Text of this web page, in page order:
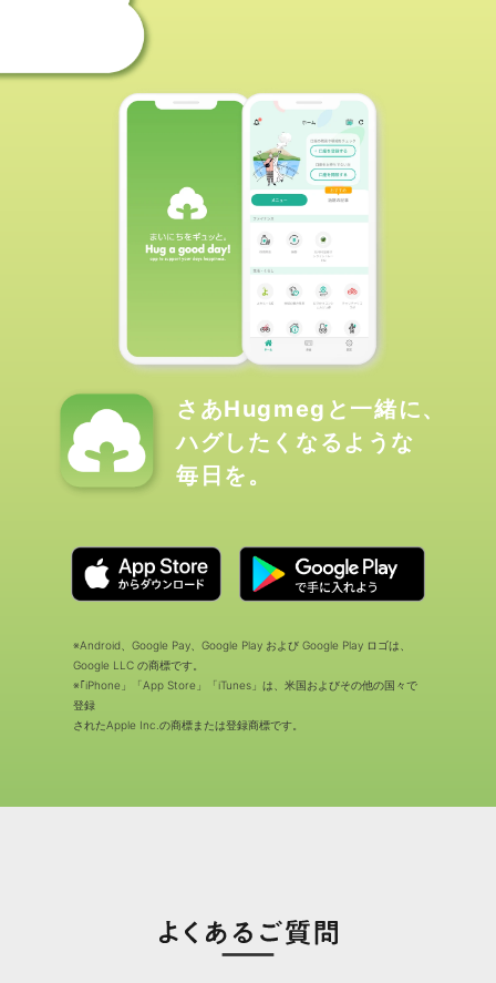
さあHugmegと一緒に、
ハグしたくなるような
毎日を。
※Android、Google Pay、Google Play および Google Play ロゴは、
Google LLC の商標です。
※｢iPhone」「App Store」「iTunes」は、米国およびその他の国々で
登録
されたApple Inc.の商標または登録商標です。